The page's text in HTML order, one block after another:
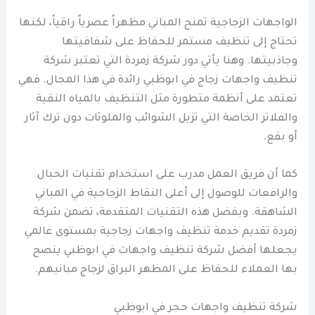
الواجهات الزجاجية تمنح المباني مظهراً عصرياً راقياً، لكنها
تحتاج إلى تنظيف مستمر للحفاظ على شفافيتها
وجاذبيتها. وهنا يأتي دور شركة زمردة التي تعتبر شركة
تنظيف واجهات زجاج في ابوظبي رائدة في هذا المجال. فهي
تعتمد على أنظمة متطورة مثل التنظيف بالمياه النقية
والفلاتر الخاصة التي تزيل الشوائب والملوثات دون ترك آثار
أو بقع.
كما أن فريق العمل مدرب على استخدام تقنيات الحبال
والرافعات للوصول إلى أعلى النقاط الزجاجية في المباني
الشاهقة. وبفضل هذه التقنيات المتقدمة، تضمن شركة
زمردة تقديم خدمة تنظيف واجهات زجاجية بمستوى عالمي
يجعلها أفضل شركة تنظيف واجهات في ابوظبي ينصح
بها العملاء للحفاظ على المظهر البراق لزجاج مبانيهم.
شركة تنظيف واجهات حجر في ابوظبي